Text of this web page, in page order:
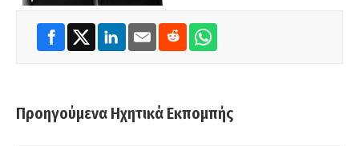
Προηγούμενα Ηχητικά Εκπομπής